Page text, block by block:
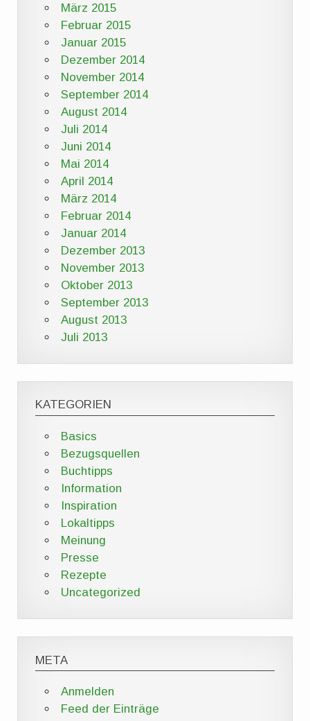
März 2015
Februar 2015
Januar 2015
Dezember 2014
November 2014
September 2014
August 2014
Juli 2014
Juni 2014
Mai 2014
April 2014
März 2014
Februar 2014
Januar 2014
Dezember 2013
November 2013
Oktober 2013
September 2013
August 2013
Juli 2013
KATEGORIEN
Basics
Bezugsquellen
Buchtipps
Information
Inspiration
Lokaltipps
Meinung
Presse
Rezepte
Uncategorized
META
Anmelden
Feed der Einträge